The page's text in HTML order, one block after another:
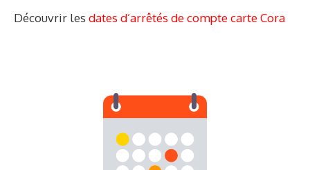
Découvrir les dates d’arrêtés de compte carte Cora